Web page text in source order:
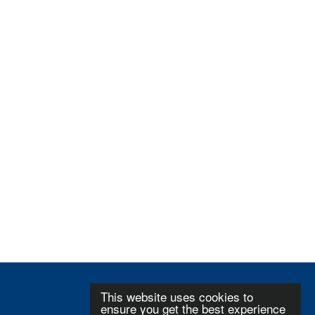
This website uses cookies to
ensure you get the best experience